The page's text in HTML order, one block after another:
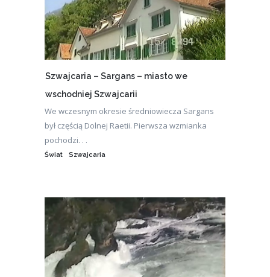
Szwajcaria – Sargans – miasto we
wschodniej Szwajcarii
We wczesnym okresie średniowiecza Sargans
był częścią Dolnej Raetii. Pierwsza wzmianka
pochodzi. . .
Świat Szwajcaria